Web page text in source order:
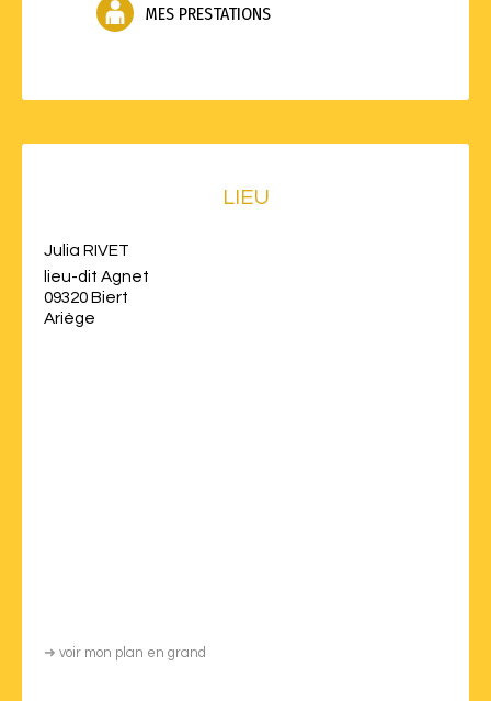
MES PRESTATIONS
LIEU
Julia RIVET
lieu-dit Agnet
09320 Biert
Ariège
➜ voir mon plan en grand